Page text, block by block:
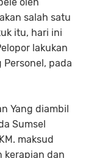
salah satu
itu, hari ini
lakukan
pada
Yang diambil
Sumsel
maksud
kerapian dan